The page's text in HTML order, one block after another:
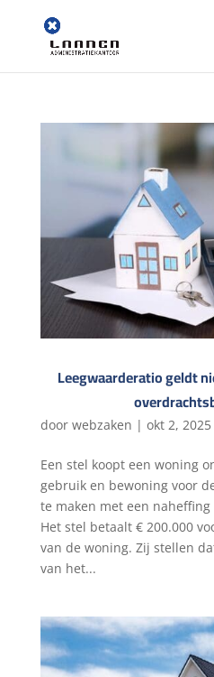
Leegwaarderatio geldt
door webzaken | okt 2, 2025
Een stel koopt een woning
gebruik en bewoning voor
te maken met een
Het stel betaalt € 200.000
van de woning. Zij stellen
van het...